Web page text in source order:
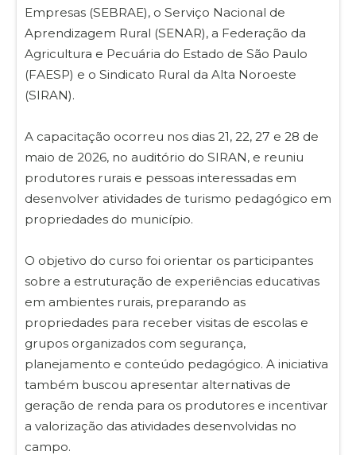
Empresas (SEBRAE), o Serviço Nacional de
Aprendizagem Rural (SENAR), a Federação da
Agricultura e Pecuária do Estado de São Paulo
(FAESP) e o Sindicato Rural da Alta Noroeste
(SIRAN).
A capacitação ocorreu nos dias 21, 22, 27 e 28 de
maio de 2026, no auditório do SIRAN, e reuniu
produtores rurais e pessoas interessadas em
desenvolver atividades de turismo pedagógico em
propriedades do município.
O objetivo do curso foi orientar os participantes
sobre a estruturação de experiências educativas
em ambientes rurais, preparando as
propriedades para receber visitas de escolas e
grupos organizados com segurança,
planejamento e conteúdo pedagógico. A iniciativa
também buscou apresentar alternativas de
geração de renda para os produtores e incentivar
a valorização das atividades desenvolvidas no
campo.